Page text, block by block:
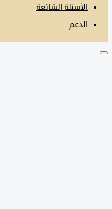
الأسئلة الشائعة
الدعم